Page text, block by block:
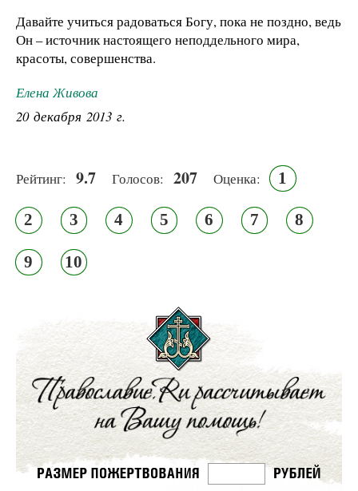
Давайте учиться радоваться Богу, пока не поздно, ведь
Он – источник настоящего неподдельного мира,
красоты, совершенства.
Елена Живова
20 декабря 2013 г.
Рейтинг: 9.7 Голосов: 207 Оценка: 1
2 3 4 5 6 7 8
9 10